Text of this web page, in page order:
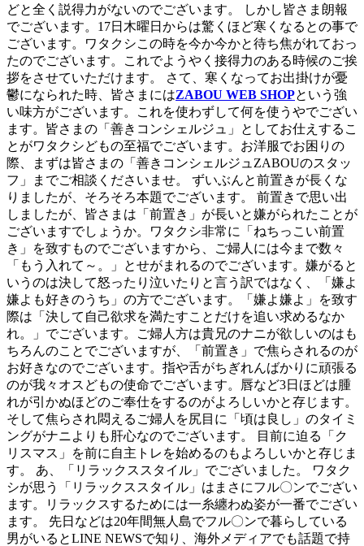
どと全く説得力がないのでございます。 しかし皆さま朗報
でございます。17日木曜日からは驚くほど寒くなるとの事で
ございます。ワタクシこの時を今か今かと待ち焦がれておっ
たのでございます。これでようやく接得力のある時候のご挨
拶をさせていただけます。 さて、寒くなってお出掛けが憂
鬱になられた時、皆さまにはZABOU WEB SHOPという強
い味方がございます。これを使わずして何を使うやでござい
ます。皆さまの「善きコンシェルジュ」としてお仕えするこ
とがワタクシどもの至福でございます。お洋服でお困りの
際、まずは皆さまの「善きコンシェルジュZABOUのスタッ
フ」までご相談くださいませ。 ずいぶんと前置きが長くな
りましたが、そろそろ本題でございます。 前置きで思い出
しましたが、皆さまは「前置き」が長いと嫌がられたことが
ございますでしょうか。ワタクシ非常に「ねちっこい前置
き」を致すものでございますから、ご婦人には今まで数々
「もう入れて～。」とせがまれるのでございます。嫌がると
いうのは決して怒ったり泣いたりと言う訳ではなく、「嫌よ
嫌よも好きのうち」の方でございます。「嫌よ嫌よ」を致す
際は「決して自己欲求を満たすことだけを追い求めるなか
れ。」でございます。ご婦人方は貴兄のナニが欲しいのはも
ちろんのことでございますが、「前置き」で焦らされるのが
お好きなのでございます。指や舌がちぎれんばかりに頑張る
のが我々オスどもの使命でございます。唇など3日ほどは腫
れが引かぬほどのご奉仕をするのがよろしいかと存じます。
そして焦らされ悶えるご婦人を尻目に「頃は良し」のタイミ
ングがナニよりも肝心なのでございます。 目前に迫る「ク
リスマス」を前に自主トレを始めるのもよろしいかと存じま
す。 あ、「リラックススタイル」でございました。 ワタク
シが思う「リラックススタイル」はまさにフル〇ンでござい
ます。リラックスするためには一糸纏わぬ姿が一番でござい
ます。 先日などは20年間無人島でフル〇ンで暮らしている
男がいるとLINE NEWSで知り、海外メディアでも話題で持